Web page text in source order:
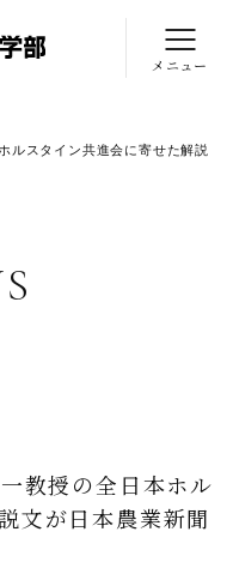
メニュー
ルスタイン共進会に寄せた解説
教授の全日本ホル
文が日本農業新聞